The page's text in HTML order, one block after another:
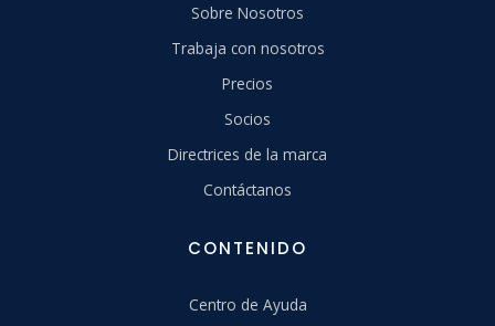
Sobre Nosotros
Trabaja con nosotros
Precios
Socios
Directrices de la marca
Contáctanos
CONTENIDO
Centro de Ayuda